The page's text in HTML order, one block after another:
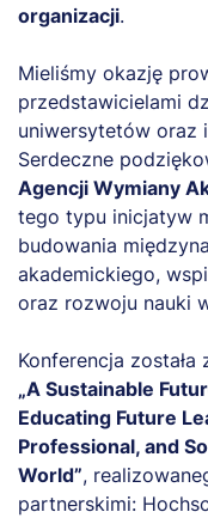
organizacji.
Mieliśmy okazję
przedstawicielami
uniwersytetów oraz
Serdeczne
Agencji Wymiany
tego typu inicjatyw
budowania
akademickiego,
oraz rozwoju nauki
Konferencja
„A Sustainable
Educating Future
Professional, and
World”,
partnerskimi: